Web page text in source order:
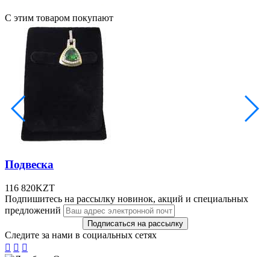
С этим товаром покупают
Подвеска
116 820KZT
Подпишитесь на рассылку новинок, акций и специальных
предложений
Следите за нами в социальных сетях
  